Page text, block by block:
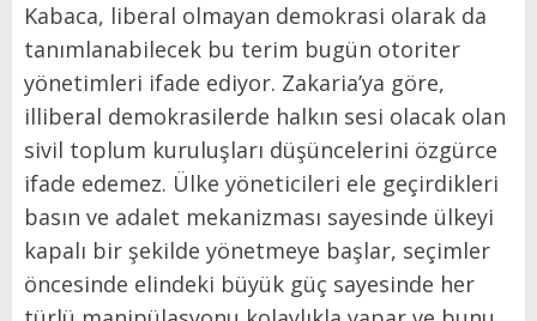
Kabaca, liberal olmayan demokrasi olarak da
tanımlanabilecek bu terim bugün otoriter
yönetimleri ifade ediyor. Zakaria’ya göre,
illiberal demokrasilerde halkın sesi olacak olan
sivil toplum kuruluşları düşüncelerini özgürce
ifade edemez. Ülke yöneticileri ele geçirdikleri
basın ve adalet mekanizması sayesinde ülkeyi
kapalı bir şekilde yönetmeye başlar, seçimler
öncesinde elindeki büyük güç sayesinde her